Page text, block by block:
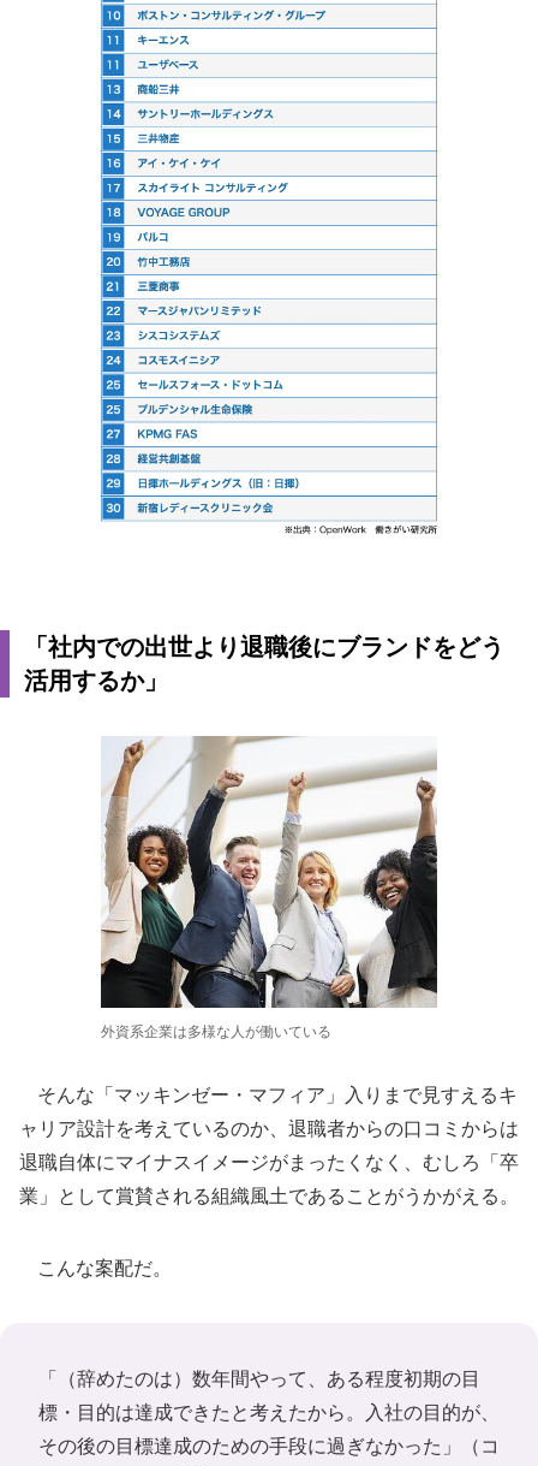
「社内での出世より退職後にブランドをどう
活用するか」
外資系企業は多様な人が働いている
そんな「マッキンゼー・マフィア」入りまで見すえるキ
ャリア設計を考えているのか、退職者からの口コミからは
退職自体にマイナスイメージがまったくなく、むしろ「卒
業」として賞賛される組織風土であることがうかがえる。
こんな案配だ。
「（辞めたのは）数年間やって、ある程度初期の目
標・目的は達成できたと考えたから。入社の目的が、
その後の目標達成のための手段に過ぎなかった」（コ